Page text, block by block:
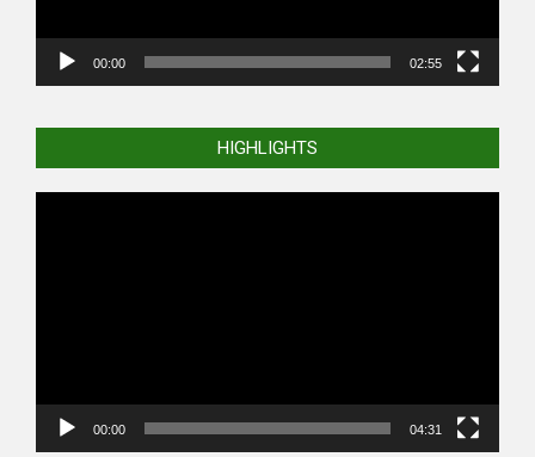
00:00 02:55
HIGHLIGHTS
00:00 04:31